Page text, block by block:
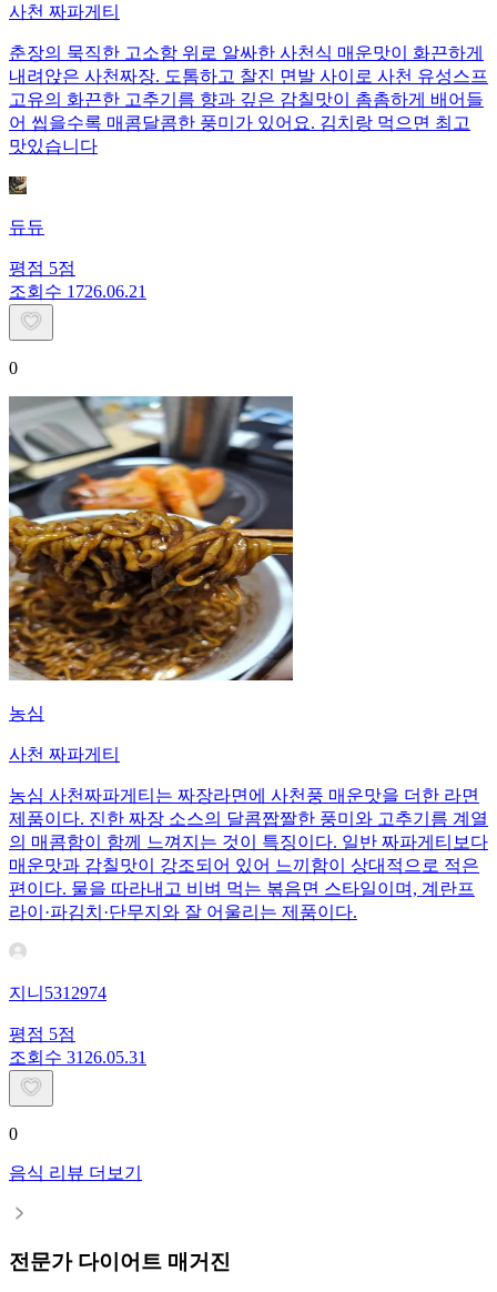
사천 짜파게티
춘장의 묵직한 고소함 위로 알싸한 사천식 매운맛이 화끈하게
내려앉은 사천짜장. 도톰하고 찰진 면발 사이로 사천 유성스프
고유의 화끈한 고추기름 향과 깊은 감칠맛이 촘촘하게 배어들
어 씹을수록 매콤달콤한 풍미가 있어요. 김치랑 먹으면 최고
맛있습니다
듀듀
평점 5점
조회수 1726.06.21
0
농심
사천 짜파게티
농심 사천짜파게티는 짜장라면에 사천풍 매운맛을 더한 라면
제품이다. 진한 짜장 소스의 달콤짭짤한 풍미와 고추기름 계열
의 매콤함이 함께 느껴지는 것이 특징이다. 일반 짜파게티보다
매운맛과 감칠맛이 강조되어 있어 느끼함이 상대적으로 적은
편이다. 물을 따라내고 비벼 먹는 볶음면 스타일이며, 계란프
라이·파김치·단무지와 잘 어울리는 제품이다.
지니5312974
평점 5점
조회수 31 26.05.31
0
음식 리뷰 더보기
전문가 다이어트 매거진